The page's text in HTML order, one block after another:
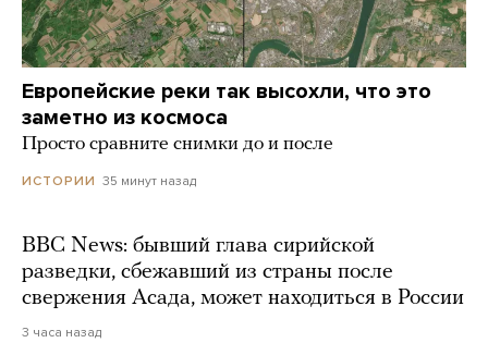
Европейские реки так высохли, что это
заметно из космоса
Просто сравните снимки до и после
ИСТОРИИ 35 минут назад
BBC News: бывший глава сирийской
разведки, сбежавший из страны после
свержения Асада, может находиться в России
3 часа назад